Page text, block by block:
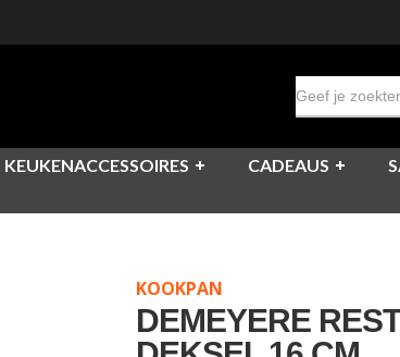
KEUKENACCESSOIRES CADEAUS
KOOKPAN
DEMEYERE